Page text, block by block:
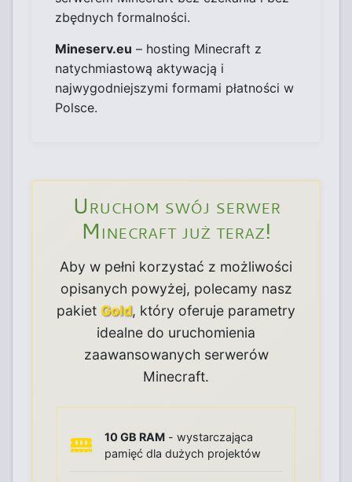
zbędnych formalności.
Mineserv.eu – hosting Minecraft z
natychmiastową aktywacją i
najwygodniejszymi formami płatności w
Polsce.
Uruchom swój serwer
Minecraft już teraz!
Aby w pełni korzystać z możliwości
opisanych powyżej, polecamy nasz
pakiet Gold, który oferuje parametry
idealne do uruchomienia
zaawansowanych serwerów
Minecraft.
10 GB RAM - wystarczająca
pamięć dla dużych projektów